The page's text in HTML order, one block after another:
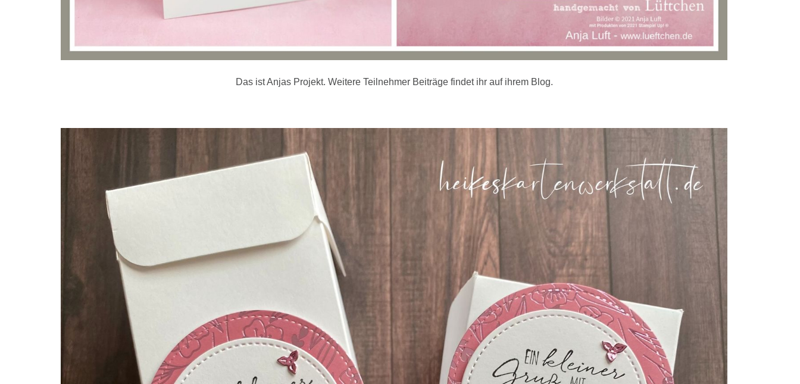
Das ist Anjas Projekt. Weitere Teilnehmer Beiträge findet ihr auf ihrem Blog.